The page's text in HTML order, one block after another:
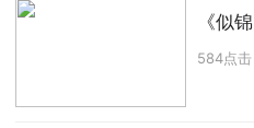
《似
584点击